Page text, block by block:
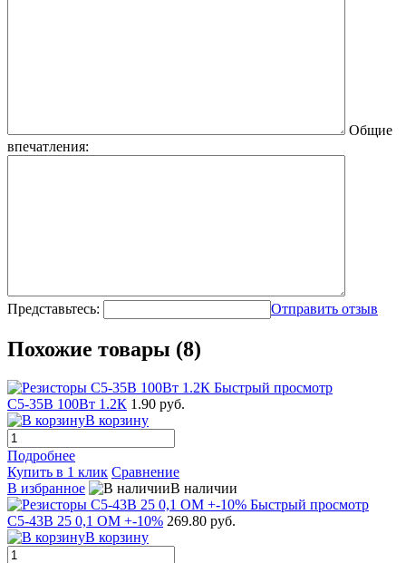
Общие
впечатления:
Представьтесь: Отправить отзыв
Похожие товары (8)
Быстрый просмотр
С5-35В 100Вт 1.2К 1.90 руб.
В корзину
Подробнее
Купить в 1 клик Сравнение
В избранное
В наличии
Быстрый просмотр
С5-43В 25 0,1 ОМ +-10% 269.80 руб.
В корзину